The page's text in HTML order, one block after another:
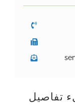
تفاصيل